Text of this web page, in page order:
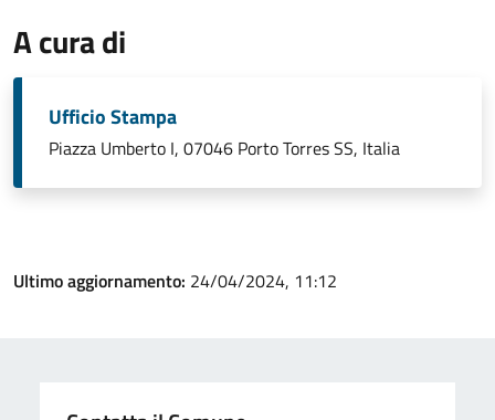
A cura di
Ufficio Stampa
Piazza Umberto I, 07046 Porto Torres SS, Italia
Ultimo aggiornamento: 24/04/2024, 11:12